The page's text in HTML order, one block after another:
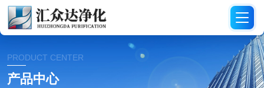
PRODUCT CENTER
产品中心